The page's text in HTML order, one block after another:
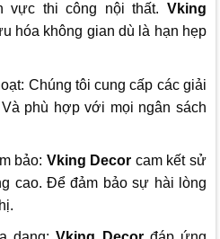
vực thi công nội thất. Vking
hóa không gian dù là hạn hẹp
Chúng tôi cung cấp các giải
phù hợp với mọi ngân sách
bảo: Vking Decor cam kết sử
cao. Để đảm bảo sự hài lòng